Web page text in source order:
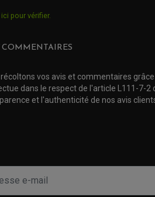
pour vérifier.
COMMENTAIRES
récoltons vos avis et commentaires
dans le respect de l'article L111-7-2
et l'authenticité de nos avis